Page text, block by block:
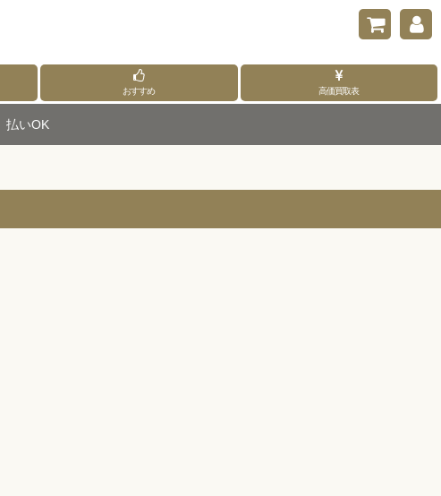
おすすめ 高価買取表
払いOK